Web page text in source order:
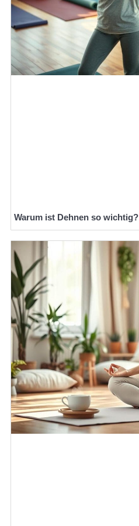
Warum ist Dehnen so wichtig?